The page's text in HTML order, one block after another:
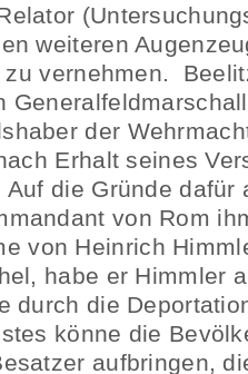
weiteren
vernehmen.
der
Erhalt seines
die Gründe dafür
von Rom
von Heinrich
habe er Himmler
durch die
könne die
aufbringen,